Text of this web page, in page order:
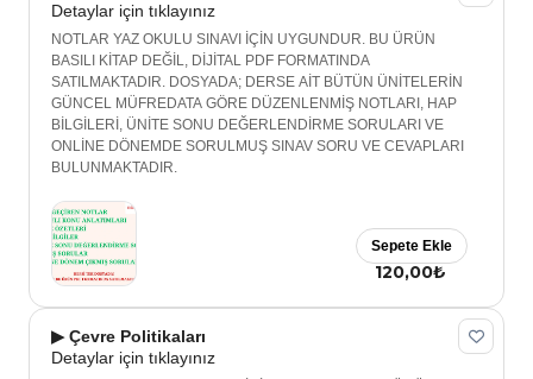
Detaylar için tıklayınız
NOTLAR YAZ OKULU SINAVI İÇİN UYGUNDUR. BU ÜRÜN
BASILI KİTAP DEĞİL, DİJİTAL PDF FORMATINDA
SATILMAKTADIR. DOSYADA; DERSE AİT BÜTÜN ÜNİTELERİN
GÜNCEL MÜFREDATA GÖRE DÜZENLENMİŞ NOTLARI, HAP
BİLGİLERİ, ÜNİTE SONU DEĞERLENDİRME SORULARI VE
ONLİNE DÖNEMDE SORULMUŞ SINAV SORU VE CEVAPLARI
BULUNMAKTADIR.
120,00₺
Sepete Ekle
▶ Çevre Politikaları
Detaylar için tıklayınız